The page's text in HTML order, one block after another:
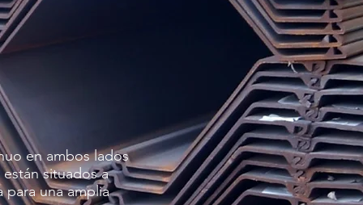
en ambos lados
situados a
para una amplia